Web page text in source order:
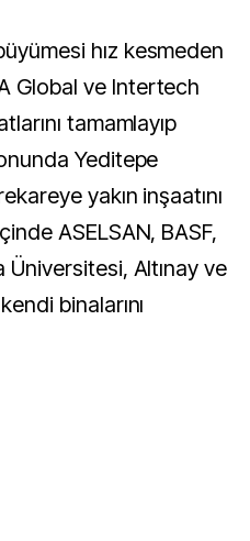
hız kesmeden
Global ve Intertech
tamamlayıp
Yeditepe
yakın inşaatını
ASELSAN, BASF,
Altınay ve
binalarını